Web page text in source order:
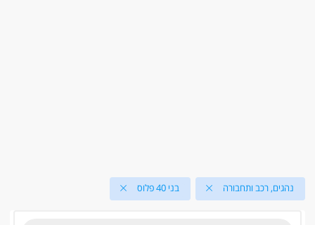
נהגים, רכב ותחבורה בני 40 פלוס